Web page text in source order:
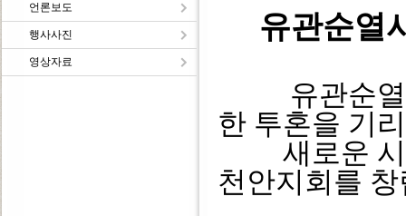
언론보도
행사사진
영상자료
유관순열
유관순열사
한 투혼을 기
새로운 시
천안지회를